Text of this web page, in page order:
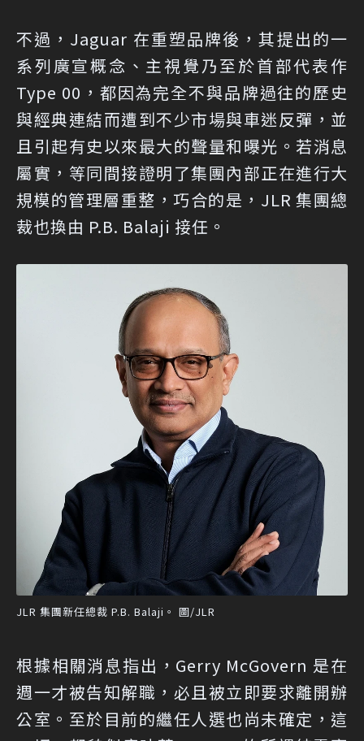
不過，Jaguar 在重塑品牌後，其提出的一
系列廣宣概念、主視覺乃至於首部代表作
Type 00，都因為完全不與品牌過往的歷史
與經典連結而遭到不少市場與車迷反彈，並
且引起有史以來最大的聲量和曝光。若消息
屬實，等同間接證明了集團內部正在進行大
規模的管理層重整，巧合的是，JLR 集團總
裁也換由 P.B. Balaji 接任。
JLR 集團新任總裁 P.B. Balaji。 圖/JLR
根據相關消息指出，Gerry McGovern 是在
週一才被告知解職，必且被立即要求離開辦
公室。至於目前的繼任人選也尚未確定，這